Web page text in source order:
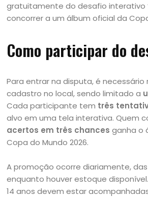
gratuitamente do desafio interativo
concorrer a um álbum oficial da
Como participar do
Para entrar na disputa, é necessário
cadastro no local, sendo limitado a
Cada participante tem três
alvo em uma tela interativa. Quem
acertos em três chances ganha o
Copa do Mundo 2026.
A promoção ocorre diariamente,
enquanto houver estoque
14 anos devem estar